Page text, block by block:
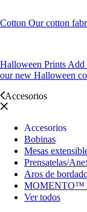
Cotton Our cotton
Halloween Prints Add
our new Halloween
Accesorios
Accesorios
Bobinas
Mesas
Prensatelas/
Aros de
MOMENTO™
Ver todos